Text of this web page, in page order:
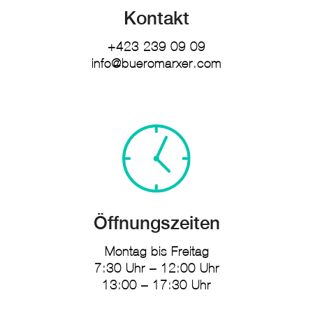
Kontakt
+423 239 09 09
info@bueromarxer.com
Öffnungszeiten
Montag bis Freitag
7:30 Uhr – 12:00 Uhr
13:00 – 17:30 Uhr